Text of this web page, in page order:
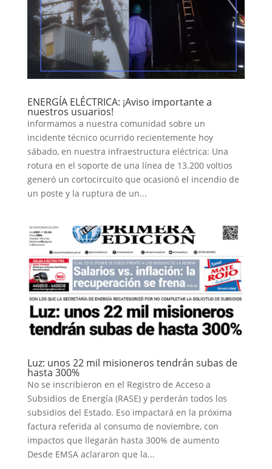
ENERGÍA ELÉCTRICA: ¡Aviso importante a
nuestros usuarios!
Informamos a nuestra comunidad sobre un
incidente técnico ocurrido recientemente hoy
sábado, en nuestra infraestructura eléctrica: Una
rotura en el soporte de una línea de 13.200 voltios
generó un cortocircuito que ocasionó el incendio de
un poste y la ruptura de un...
Luz: unos 22 mil misioneros tendrán subas de
hasta 300%
No se inscribieron en el Registro de Acceso a
Subsidios de Energía (RASE) y perderán todos los
subsidios del Estado. Eso impactará en la próxima
factura referida al consumo de noviembre, con
impactos que llegarán hasta 300% de aumento
Desde EMSA aclararon que la...